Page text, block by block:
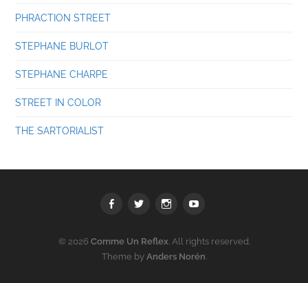
PHRACTION STREET
STEPHANE BURLOT
STEPHANE CHARPE
STREET IN COLOR
THE SARTORIALIST
FacebookTwitter Instagram
© 2026 Comme Un Reflex. All rights reserved.
Theme by Anders Norén